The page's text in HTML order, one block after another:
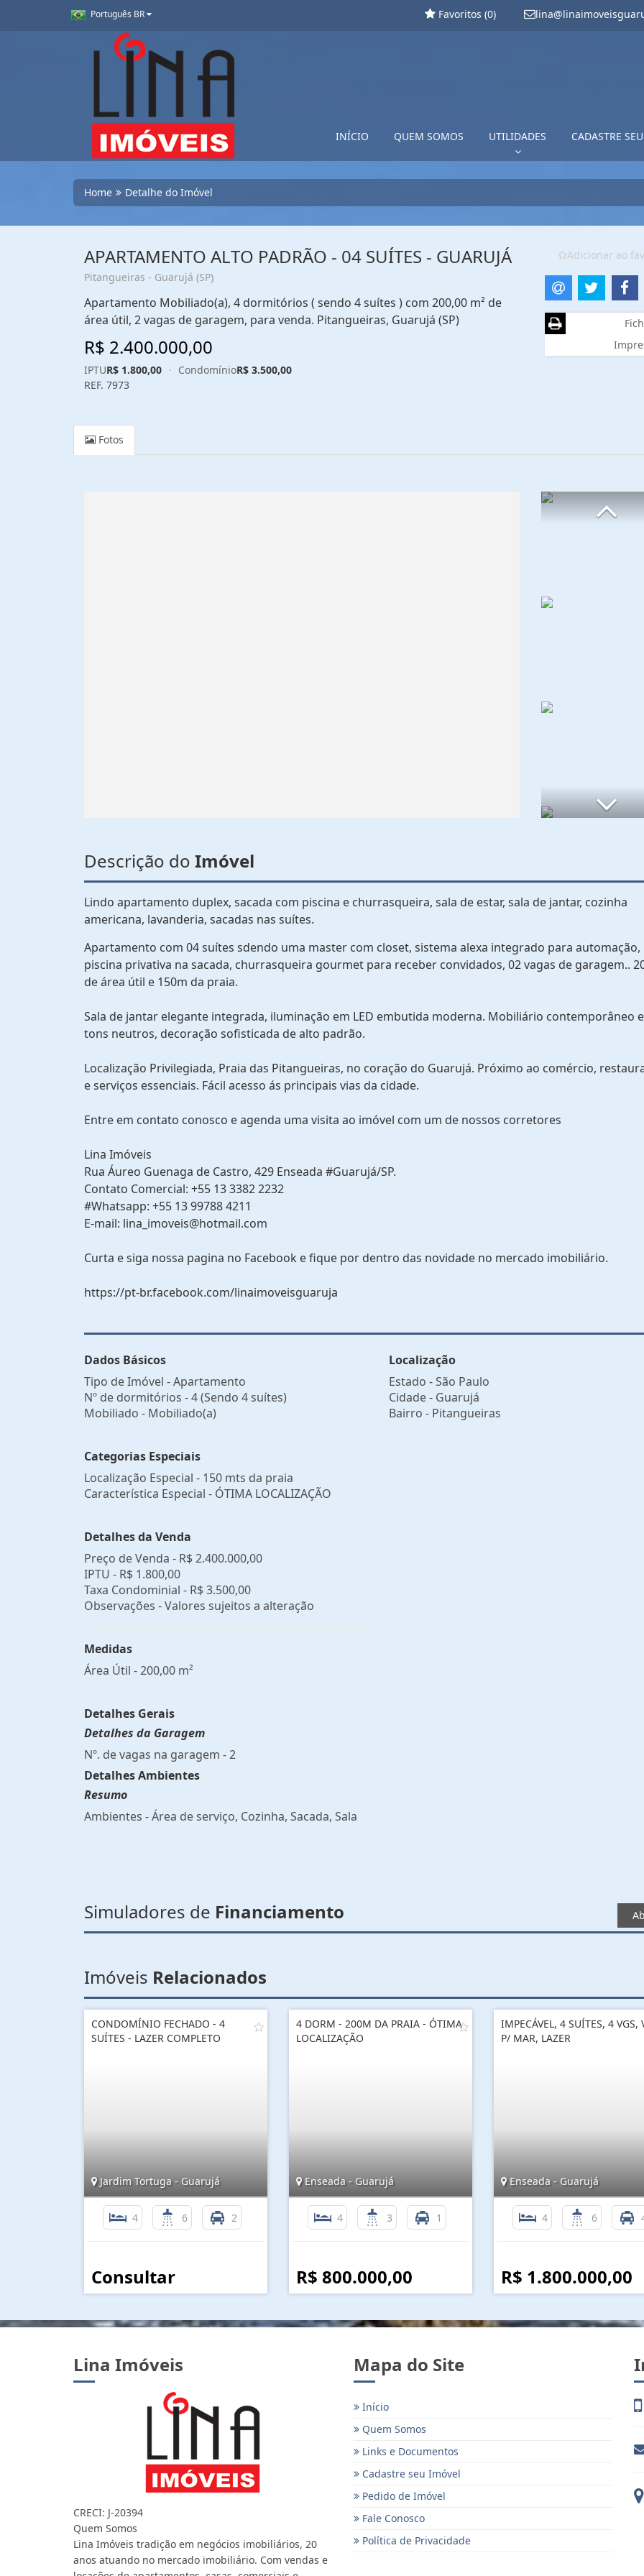
Português BR Favoritos (0)
INÍCIO QUEM SOMOS UTILIDADES CADASTRE
Home Detalhe do Imóvel
APARTAMENTO ALTO PADRÃO - 04 SUÍTES - GUARUJÁ
Pitangueiras - Guarujá (SP)
Apartamento Mobiliado(a), 4 dormitórios ( sendo 4 suítes ) com 200,00 m² de
área útil, 2 vagas de garagem, para venda. Pitangueiras, Guarujá (SP)
R$ 2.400.000,00
IPTUR$ 1.800,00 · CondomínioR$ 3.500,00
REF. 7973
Adicionar ao
Fotos
Descrição do Imóvel
Lindo apartamento duplex, sacada com piscina e churrasqueira, sala de estar, sala de jantar, cozinha
americana, lavanderia, sacadas nas suítes.
Apartamento com 04 suítes sdendo uma master com closet, sistema alexa integrado para automação,
piscina privativa na sacada, churrasqueira gourmet para receber convidados, 02 vagas de garagem..
de área útil e 150m da praia.
Sala de jantar elegante integrada, iluminação em LED embutida moderna. Mobiliário contemporâneo
tons neutros, decoração sofisticada de alto padrão.
Localização Privilegiada, Praia das Pitangueiras, no coração do Guarujá. Próximo ao comércio,
e serviços essenciais. Fácil acesso ás principais vias da cidade.
Entre em contato conosco e agenda uma visita ao imóvel com um de nossos corretores
Lina Imóveis
Rua Áureo Guenaga de Castro, 429 Enseada #Guarujá/SP.
Contato Comercial: +55 13 3382 2232
#Whatsapp: +55 13 99788 4211
E-mail: lina_imoveis@hotmail.com
Curta e siga nossa pagina no Facebook e fique por dentro das novidade no mercado imobiliário.
https://pt-br.facebook.com/linaimoveisguaruja
Dados Básicos
Tipo de Imóvel - Apartamento
Nº de dormitórios - 4 (Sendo 4 suítes)
Mobiliado - Mobiliado(a)
Categorias Especiais
Localização Especial - 150 mts da praia
Característica Especial - ÓTIMA LOCALIZAÇÃO
Detalhes da Venda
Preço de Venda - R$ 2.400.000,00
IPTU - R$ 1.800,00
Taxa Condominial - R$ 3.500,00
Observações - Valores sujeitos a alteração
Medidas
Área Útil - 200,00 m²
Detalhes Gerais
Detalhes da Garagem
Nº. de vagas na garagem - 2
Detalhes Ambientes
Resumo
Ambientes - Área de serviço, Cozinha, Sacada, Sala
Localização
Estado -São Paulo
Cidade - Guarujá
Bairro - Pitangueiras
Simuladores de Financiamento
Imóveis Relacionados
CONDOMÍNIO FECHADO - 4
SUÍTES - LAZER COMPLETO
Jardim Tortuga - Guarujá
4 6 2
Consultar
4 DORM - 200M DA PRAIA - ÓTIMA
LOCALIZAÇÃO
Enseada - Guarujá
4 3 1
R$ 800.000,00
IMPECÁVEL, 4 SUÍTES, 4 VGS,
P/ MAR, LAZER
Enseada - Guarujá
4 6
R$ 1.800.000,00
Lina Imóveis
CRECI: J-20394
Quem Somos
Lina Imóveis tradição em negócios imobiliários, 20
anos atuando no mercado imobiliário. Com vendas e
Mapa do Site
Início
Quem Somos
Links e Documentos
Cadastre seu Imóvel
Pedido de Imóvel
Fale Conosco
Política de Privacidade